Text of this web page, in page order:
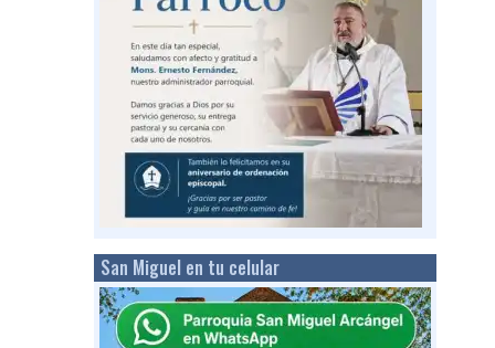
San Miguel en tu celular